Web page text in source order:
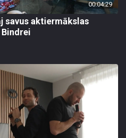
00:04:29
savus aktiermākslas